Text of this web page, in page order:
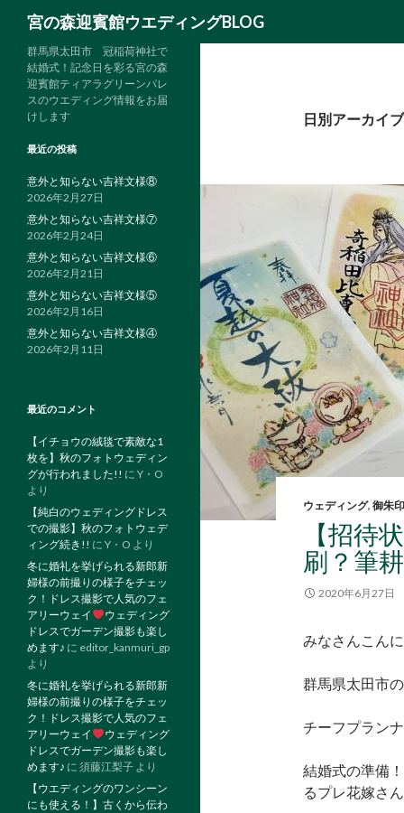
宮の森迎賓館ウエディングBLOG
日別アーカイ
ウェディング, 御朱印
【招待
刷？筆
2020年6月27日
みなさ
群馬県太田市
チーフプラン
結婚式の準備
るプレ花嫁さ
群馬県太田市 冠稲荷神社で
結婚式！記念日を彩る宮の森
迎賓館ティアラグリーンパレ
スのウエディング情報をお届
けします
最近の投稿
意外と知らない吉祥文様⑧
2026年2月27日
意外と知らない吉祥文様⑦
2026年2月24日
意外と知らない吉祥文様⑥
2026年2月21日
意外と知らない吉祥文様⑤
2026年2月16日
意外と知らない吉祥文様④
2026年2月11日
最近のコメント
【イチョウの絨毯で素敵な1
枚を】秋のフォトウェディン
グが行われました!! に Y・O
より
【純白のウェディングドレス
での撮影】秋のフォトウェデ
ィング続き!! に Y・O より
冬に婚礼を挙げられる新郎新
婦様の前撮りの様子をチェッ
ク！ドレス撮影で人気のフェ
アリーウェイ
ウェディング
ドレスでガーデン撮影も楽し
めます♪ に editor_kanmuri_gp
より
冬に婚礼を挙げられる新郎新
婦様の前撮りの様子をチェッ
ク！ドレス撮影で人気のフェ
アリーウェイ
ウェディング
ドレスでガーデン撮影も楽し
めます♪ に 須藤江梨子 より
【ウエディングのワンシーン
にも使える！】古くから伝わ